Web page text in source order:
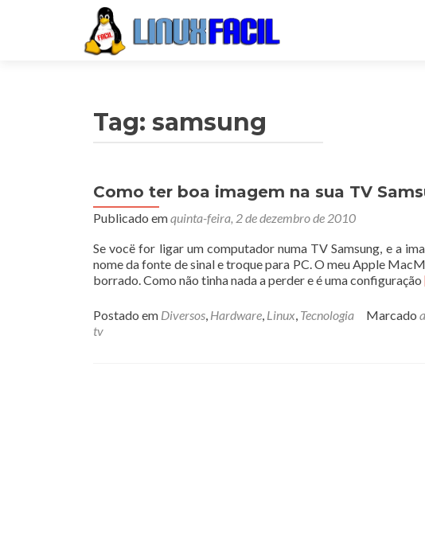
Tag: samsung
Como ter boa imagem na sua TV
Publicado emquinta-feira, 2 de dezembro de 2010
Se vocë for ligar um computador numa TV Samsung, e a
nome da fonte de sinal e troque para PC. O meu Apple
borrado. Como não tinha nada a perder e é uma configuração
Postado em Diversos, Hardware, Linux, Tecnologia Marcado
tv